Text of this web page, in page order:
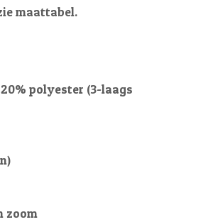
maattabel.
polyester (3-laags
zoom